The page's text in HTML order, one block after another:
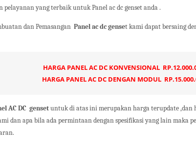
pelayanan yang terbaik untuk Panel ac dc genset anda .
dan Pemasangan Panel ac dc genset kami dapat bersaing
HARGA PANEL AC DC KONVENSIONAL
HARGA PANEL AC DC DENGAN MODUL
AC DC gensetuntuk di atas ini merupakan harga terupdate ,dan
dan apa bila ada permintaan dengan spesifikasi yang lain maka